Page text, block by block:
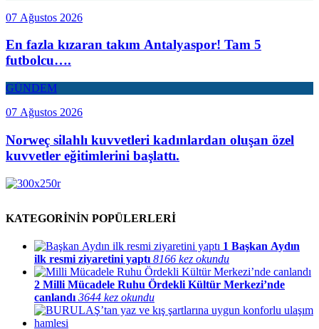
07 Ağustos 2026
En fazla kızaran takım Antalyaspor! Tam 5
futbolcu….
GÜNDEM
07 Ağustos 2026
Norweç silahlı kuvvetleri kadınlardan oluşan özel
kuvvetler eğitimlerini başlattı.
KATEGORİNİN POPÜLERLERİ
1 Başkan Aydın
ilk resmi ziyaretini yaptı 8166 kez okundu
2 Milli Mücadele Ruhu Ördekli Kültür Merkezi’nde
canlandı 3644 kez okundu